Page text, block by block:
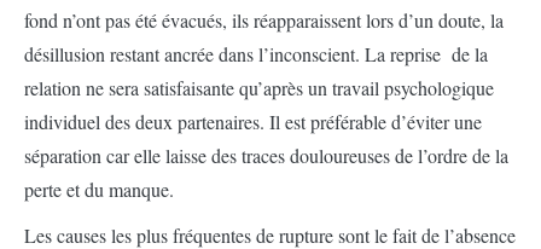
fond n’ont pas été évacués, ils réapparaissent lors d’un doute, la
désillusion restant ancrée dans l’inconscient. La reprise de la
relation ne sera satisfaisante qu’après un travail psychologique
individuel des deux partenaires. Il est préférable d’éviter une
séparation car elle laisse des traces douloureuses de l’ordre de la
perte et du manque.
Les causes les plus fréquentes de rupture sont le fait de l’absence